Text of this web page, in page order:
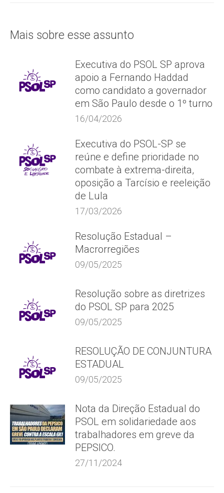
Mais sobre esse assunto
Executiva do PSOL SP aprova
apoio a Fernando Haddad
como candidato a governador
em São Paulo desde o 1º turno
16/04/2026
Executiva do PSOL-SP se
reúne e define prioridade no
combate à extrema-direita,
oposição a Tarcísio e reeleição
de Lula
17/03/2026
Resolução Estadual –
Macrorregiões
09/05/2025
Resolução sobre as diretrizes
do PSOL SP para 2025
09/05/2025
RESOLUÇÃO DE CONJUNTURA
ESTADUAL
09/05/2025
Nota da Direção Estadual do
PSOL em solidariedade aos
trabalhadores em greve da
PEPSICO.
27/11/2024